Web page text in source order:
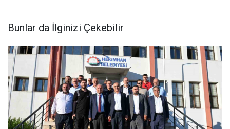
Bunlar da İlginizi Çekebilir